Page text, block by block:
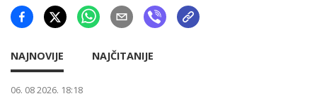
NAJNOVIJE NAJČITANIJE
06. 08 2026. 18:18